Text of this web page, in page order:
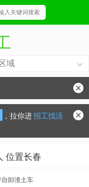
，拉你进招工找活
位置长春
卸渣土车